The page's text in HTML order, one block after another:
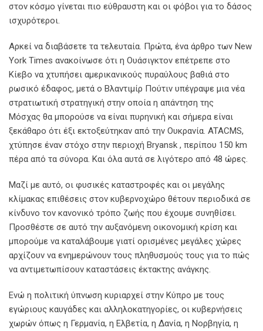
στον κόσμο γίνεται πιο εύθραυστη και οι φόβοι για το δάσος
ισχυρότεροι.
Αρκεί να διαβάσετε τα τελευταία. Πρώτα, ένα άρθρο των New
York Times ανακοίνωσε ότι η Ουάσιγκτον επέτρεπε στο
Κίεβο να χτυπήσει αμερικανικούς πυραύλους βαθιά στο
ρωσικό έδαφος, μετά ο Βλαντιμίρ Πούτιν υπέγραψε μια νέα
στρατιωτική στρατηγική στην οποία η απάντηση της
Μόσχας θα μπορούσε να είναι πυρηνική και σήμερα είναι
ξεκάθαρο ότι έξι εκτοξεύτηκαν από την Ουκρανία. ATACMS,
χτύπησε έναν στόχο στην περιοχή Bryansk , περίπου 150 km
πέρα ​​από τα σύνορα. Και όλα αυτά σε λιγότερο από 48 ώρες.
Μαζί με αυτό, οι φυσικές καταστροφές και οι μεγάλης
κλίμακας επιθέσεις στον κυβερνοχώρο θέτουν περιοδικά σε
κίνδυνο τον κανονικό τρόπο ζωής που έχουμε συνηθίσει.
Προσθέστε σε αυτό την αυξανόμενη οικονομική κρίση και
μπορούμε να καταλάβουμε γιατί ορισμένες μεγάλες χώρες
αρχίζουν να ενημερώνουν τους πληθυσμούς τους για το πώς
να αντιμετωπίσουν καταστάσεις έκτακτης ανάγκης.
Ενώ η πολιτική ύπνωση κυριαρχεί στην Κύπρο με τους
εγώριους καυγάδες και αλληλοκατηγορίες, οι κυβερνήσεις
χωρών όπως η Γερμανία, η Ελβετία, η Δανία, η Νορβηγία, η